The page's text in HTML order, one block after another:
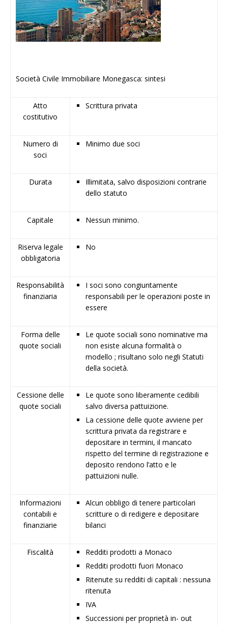
Società Civile Immobiliare Monegasca: sintesi
Atto
costitutivo
Scrittura privata
Numero di
soci
Minimo due soci
Durata
Illimitata, salvo disposizioni contrarie
dello statuto
Capitale Nessun minimo.
Riserva legale
obbligatoria
No
Responsabilità
finanziaria
I soci sono congiuntamente
responsabili per le operazioni poste in
essere
Forma delle
quote sociali
Le quote sociali sono nominative ma
non esiste alcuna formalità o
modello ; risultano solo negli Statuti
della società.
Cessione delle
quote sociali
Le quote sono liberamente cedibili
salvo diversa pattuizione.
La cessione delle quote avviene per
scrittura privata da registrare e
depositare in termini, il mancato
rispetto del termine di registrazione e
deposito rendono l’atto e le
pattuizioni nulle.
Informazioni
contabili e
finanziarie
Alcun obbligo di tenere particolari
scritture o di redigere e depositare
bilanci
Fiscalità
Redditi prodotti a Monaco
Redditi prodotti fuori Monaco
Ritenute su redditi di capitali : nessuna
ritenuta
IVA
Successioni per proprietà in- out